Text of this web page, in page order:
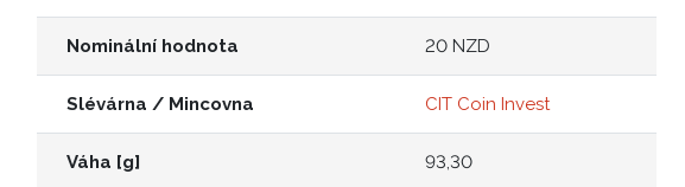
Nominální hodnota 20 NZD
Slévárna / Mincovna CIT Coin Invest
Váha [g] 93,30